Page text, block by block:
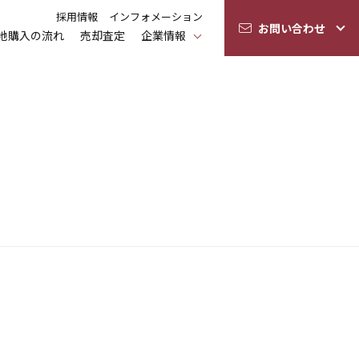
採用情報 インフォメーション
購入の流れ 売却査定 企業情報 お問い合わせ